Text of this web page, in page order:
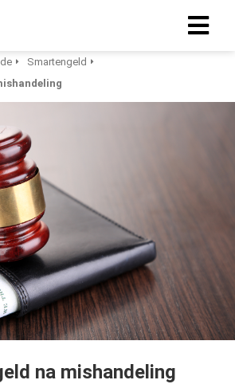
Smartengeld
na mishandeling